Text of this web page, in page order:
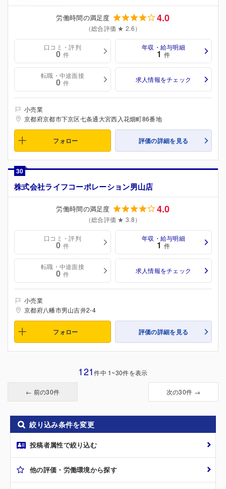
労働時間の満足度 4.0
（総合評価 ★ 2.6）
口コミ・評判
0 件
年収・給与明細
1 件
転職・中途面接
0 件 求人情報をチェック
小売業
京都府京都市下京区七条通大宮西入花畑町86番地
フォロー 評価の詳細を見る
30
株式会社ライフコーポレーション男山店
労働時間の満足度 4.0
（総合評価 ★ 3.8）
口コミ・評判
0 件
年収・給与明細
1 件
転職・中途面接
0 件 求人情報をチェック
小売業
京都府八幡市男山吉井2-4
フォロー 評価の詳細を見る
121件中 1~30件を表示
← 前の30件 次の30件 →
絞り込み条件を変更
投稿者属性で絞り込む
他の評価・労働環境から探す